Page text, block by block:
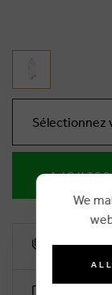
Sélectionnez
10%
We